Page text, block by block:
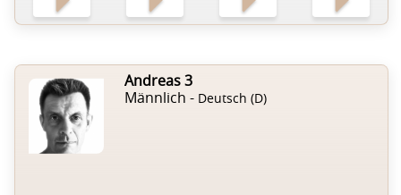
Andreas 3
Männlich - Deutsch (D)